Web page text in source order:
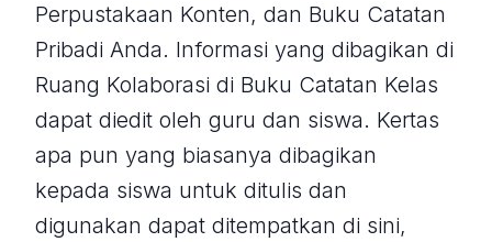
Perpustakaan Konten, dan Buku Catatan
Pribadi Anda. Informasi yang dibagikan di
Ruang Kolaborasi di Buku Catatan Kelas
dapat diedit oleh guru dan siswa. Kertas
apa pun yang biasanya dibagikan
kepada siswa untuk ditulis dan
digunakan dapat ditempatkan di sini,